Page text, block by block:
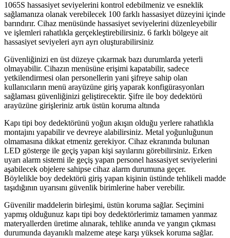
1065S hassasiyet seviyelerini kontrol edebilmeniz ve esneklik
sağlamanıza olanak verebilecek 100 farklı hassasiyet düzeyini içinde
barındırır. Cihaz menüsünde hassasiyet seviyelerini düzenleyebilir
ve işlemleri rahatlıkla gerçekleştirebilirsiniz. 6 farklı bölgeye ait
hassasiyet seviyeleri ayrı ayrı oluşturabilirsiniz
Güvenliğinizi en üst düzeye çıkarmak bazı durumlarda yeterli
olmayabilir. Cihazın menüsüne erişimi kapatabilir, sadece
yetkilendirmesi olan personellerin yani şifreye sahip olan
kullanıcıların menü arayüzüne giriş yaparak konfigürasyonları
sağlaması güvenliğinizi geliştirecektir. Şifre ile boy dedektörü
arayüzüne girişleriniz artık üstün koruma altında
Kapı tipi boy dedektörünü yoğun akışın olduğu yerlere rahatlıkla
montajını yapabilir ve devreye alabilirsiniz. Metal yoğunluğunun
olmamasına dikkat etmeniz gerekiyor. Cihaz ekranında bulunan
LED gösterge ile geçiş yapan kişi sayılarını görebilirsiniz. Erken
uyarı alarm sistemi ile geçiş yapan personel hassasiyet seviyelerini
aşabilecek objelere sahipse cihaz alarm durumuna geçer.
Böylelikle boy dedektörü giriş yapan kişinin üstünde tehlikeli madde
taşıdığının uyarısını güvenlik birimlerine haber verebilir.
Güvenilir maddelerin birleşimi, üstün koruma sağlar. Seçimini
yapmış olduğunuz kapı tipi boy dedektörlerimiz tamamen yanmaz
materyallerden üretime alınarak, tehlike anında ve yangın çıkması
durumunda dayanıklı malzeme ateşe karşı yüksek koruma sağlar.